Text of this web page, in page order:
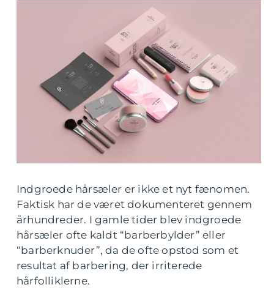
Indgroede hårsæler er ikke et nyt fænomen.
Faktisk har de været dokumenteret gennem
århundreder. I gamle tider blev indgroede
hårsæler ofte kaldt “barberbylder” eller
“barberknuder”, da de ofte opstod som et
resultat af barbering, der irriterede
hårfolliklerne.